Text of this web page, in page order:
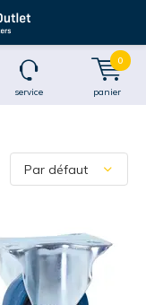
service panier
0